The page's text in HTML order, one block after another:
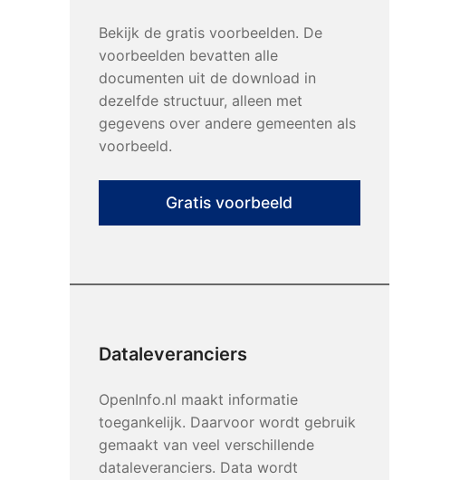
Bekijk de gratis voorbeelden. De
voorbeelden bevatten alle
documenten uit de download in
dezelfde structuur, alleen met
gegevens over andere gemeenten als
voorbeeld.
Gratis voorbeeld
Dataleveranciers
OpenInfo.nl maakt informatie
toegankelijk. Daarvoor wordt gebruik
gemaakt van veel verschillende
dataleveranciers. Data wordt